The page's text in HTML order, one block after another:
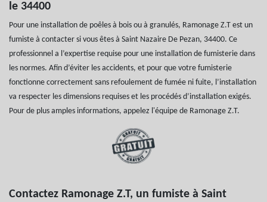
le 34400
Pour une installation de poêles à bois ou à granulés, Ramonage Z.T est un
fumiste à contacter si vous êtes à Saint Nazaire De Pezan, 34400. Ce
professionnel a l’expertise requise pour une installation de fumisterie dans
les normes. Afin d’éviter les accidents, et pour que votre fumisterie
fonctionne correctement sans refoulement de fumée ni fuite, l’installation
va respecter les dimensions requises et les procédés d’installation exigés.
Pour de plus amples informations, appelez l'équipe de Ramonage Z.T.
Contactez Ramonage Z.T, un fumiste à Saint